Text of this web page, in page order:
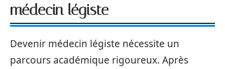
médecin légiste
Devenir médecin légiste nécessite un
parcours académique rigoureux. Après